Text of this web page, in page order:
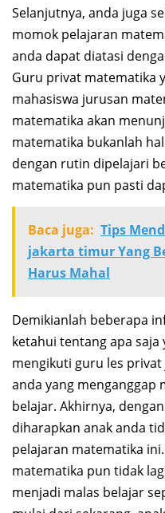
Selanjutnya, anda juga
momok pelajaran
anda dapat diatasi
Guru privat matematika
mahasiswa jurusan
matematika akan
matematika bukanlah
dengan rutin dipelajari
matematika pun pasti
Baca juga: Tips
jakarta timur Yang
Harus Mahal
Demikianlah beberapa
ketahui tentang apa
mengikuti guru les
anda yang menganggap
belajar. Akhirnya,
diharapkan anak anda
pelajaran matematika
matematika pun tidak
menjadi malas belajar